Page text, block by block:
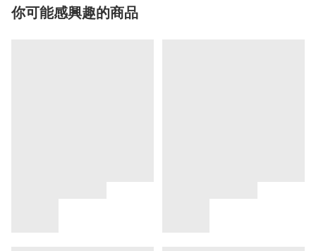
你可能感興趣的商品